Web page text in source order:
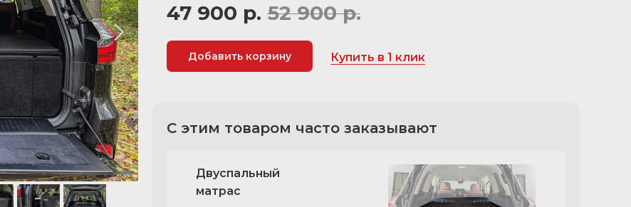
47 900 р. 52 900 р.
Добавить корзину
С этим товаром часто заказывают
Купить в 1 клик
Двуспальный
матрас